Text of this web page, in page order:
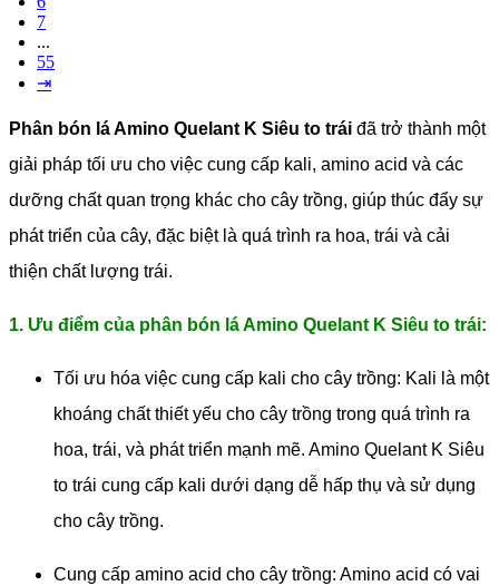
7
...
55
⇥
Phân bón lá Amino Quelant K Siêu to trái đã trở thành một
giải pháp tối ưu cho việc cung cấp kali, amino acid và các
dưỡng chất quan trọng khác cho cây trồng, giúp thúc đẩy sự
phát triển của cây, đặc biệt là quá trình ra hoa, trái và cải
thiện chất lượng trái.
1. Ưu điểm của phân bón lá Amino Quelant K Siêu to trái:
Tối ưu hóa việc cung cấp kali cho cây trồng: Kali là một
khoáng chất thiết yếu cho cây trồng trong quá trình ra
hoa, trái, và phát triển mạnh mẽ. Amino Quelant K Siêu
to trái cung cấp kali dưới dạng dễ hấp thụ và sử dụng
cho cây trồng.
Cung cấp amino acid cho cây trồng: Amino acid có vai